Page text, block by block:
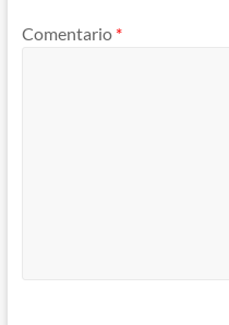
Comentario *